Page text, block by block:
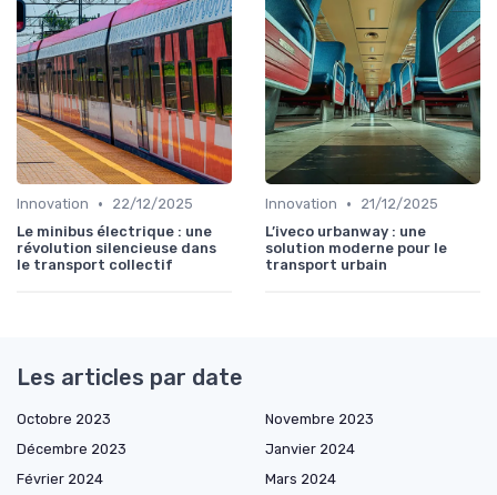
Innovation •
22/12/2025
Le minibus électrique : une
révolution silencieuse dans
le transport collectif
Innovation •
21/12/2025
L’iveco urbanway : une
solution moderne pour le
transport urbain
Les articles par date
Octobre 2023
Novembre 2023
Décembre 2023
Janvier 2024
Février 2024
Mars 2024